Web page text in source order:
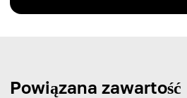
Powiązana zawartość